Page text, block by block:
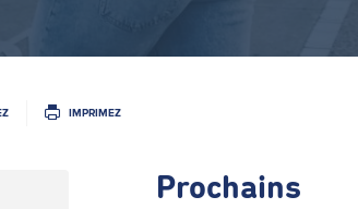
IMPRIMEZ
Prochains